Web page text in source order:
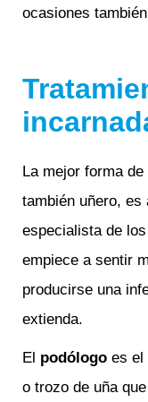
ocasiones
La mejor forma
también uñero, es
especialista de
empiece a sentir
producirse una
extienda.
El podólogo es el
o trozo de uña